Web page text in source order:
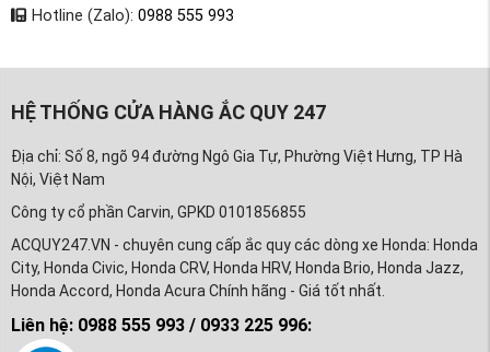
Hotline (Zalo): 0988 555 993
HỆ THỐNG CỬA HÀNG ẮC QUY 247
Địa chỉ: Số 8, ngõ 94 đường Ngô Gia Tự, Phường Việt Hưng, TP Hà
Nội, Việt Nam
Công ty cổ phần Carvin, GPKD 0101856855
ACQUY247.VN - chuyên cung cấp ắc quy các dòng xe Honda: Honda
City, Honda Civic, Honda CRV, Honda HRV, Honda Brio, Honda Jazz,
Honda Accord, Honda Acura Chính hãng - Giá tốt nhất.
Liên hệ: 0988 555 993 / 0933 225 996: